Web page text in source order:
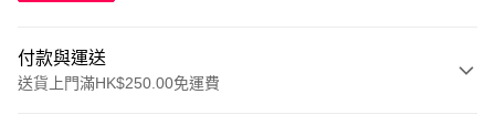
付款與運送
送貨上門滿HK$250.00免運費